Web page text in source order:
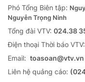
Phó Tổng Biên tập:
Nguyễn Trọng Ninh
Tổng đài VTV: 024.38
Ðiện thoại Thời báo VTV:
Email: toasoan@vtv.vn
Liên hệ quảng cáo: